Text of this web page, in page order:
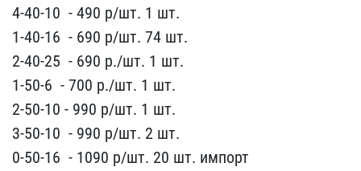
4-40-10 ​ - 490 р/ш​т. 1 шт.
1-40-16 ​ - 690 р/шт. 74 ​шт.
2-40-25 ​ - 690 р./шт. 1 шт.
1​-50-6 ​ - 700 р./шт. 1 шт.
2-50​-10 - 99​0 р/шт. 1 шт.
3-50-10 ​ - 990 р/шт​. 2 шт.
0-50-16 ​ - 1090 р/шт. 20​ шт. импорт